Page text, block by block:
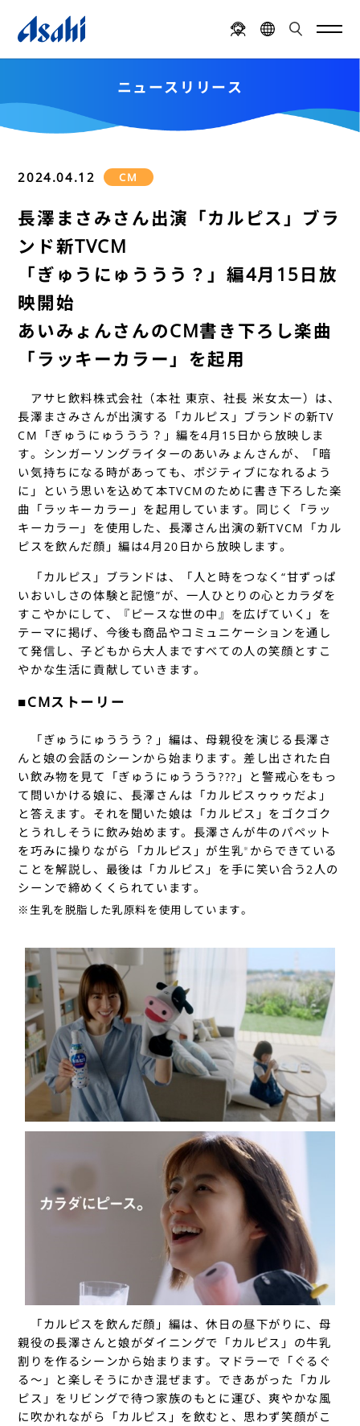
ニュースリリース
CM
2024.04.12
長澤まさみさん出演「カルピス」ブラ
ンド新TVCM
「ぎゅうにゅううう？」編4月15日放
映開始
あいみょんさんのCM書き下ろし楽曲
「ラッキーカラー」を起用
アサヒ飲料株式会社（本社 東京、社長 米女太一）は、
長澤まさみさんが出演する「カルピス」ブランドの新TV
CM「ぎゅうにゅううう？」編を4月15日から放映しま
す。シンガーソングライターのあいみょんさんが、「暗
い気持ちになる時があっても、ポジティブになれるよう
に」という思いを込めて本TVCMのために書き下ろした楽
曲「ラッキーカラー」を起用しています。同じく「ラッ
キーカラー」を使用した、長澤さん出演の新TVCM「カル
ピスを飲んだ顔」編は4月20日から放映します。
「カルピス」ブランドは、「人と時をつなく“甘ずっぱ
いおいしさの体験と記憶”が、一人ひとりの心とカラダを
すこやかにして、『ピースな世の中』を広げていく」を
テーマに掲げ、今後も商品やコミュニケーションを通し
て発信し、子どもから大人まですべての人の笑顔とすこ
やかな生活に貢献していきます。
■CMストーリー
「ぎゅうにゅううう？」編は、母親役を演じる長澤さ
んと娘の会話のシーンから始まります。差し出された白
い飲み物を見て「ぎゅうにゅううう???」と警戒心をもっ
て問いかける娘に、長澤さんは「カルピスゥゥゥだよ」
と答えます。それを聞いた娘は「カルピス」をゴクゴク
とうれしそうに飲み始めます。長澤さんが牛のパペット
を巧みに操りながら「カルピス」が生乳 ※ からできている
ことを解説し、最後は「カルピス」を手に笑い合う2人の
シーンで締めくくられています。
※ 生乳を脱脂した乳原料を使用しています。
「カルピスを飲んだ顔」編は、休日の昼下がりに、母
親役の長澤さんと娘がダイニングで「カルピス」の牛乳
割りを作るシーンから始まります。マドラーで「ぐるぐ
る～」と楽しそうにかき混ぜます。できあがった「カル
ピス」をリビングで待つ家族のもとに運び、爽やかな風
に吹かれながら「カルピス」を飲むと、思わず笑顔がこ